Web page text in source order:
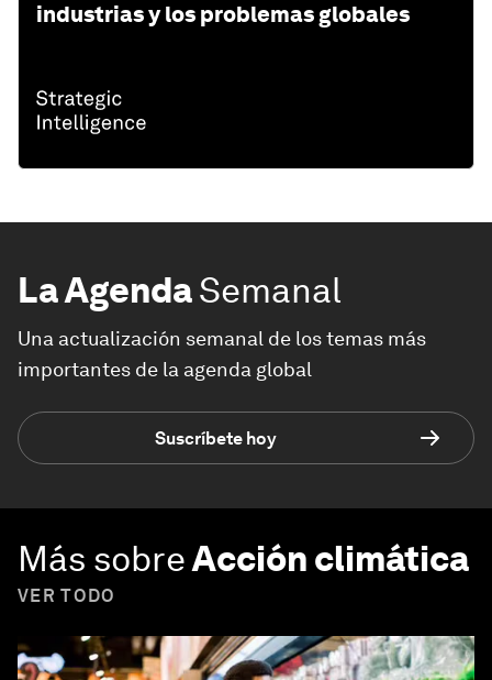
industrias y los problemas globales
La AgendaSemanal
Una actualización semanal de los temas más
importantes de la agenda global
Suscríbete hoy
Más sobreAcción climática
VER TODO